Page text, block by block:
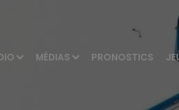
MÉDIAS PRONOSTICS